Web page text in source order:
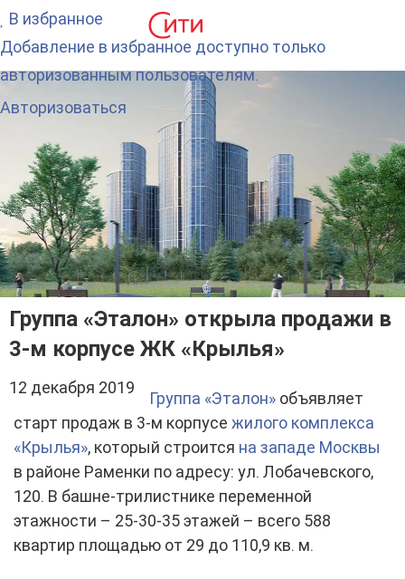
Группа «Эталон» открыла продажи в
3-м корпусе ЖК «Крылья»
12 декабря 2019
Группа «Эталон» объявляет
старт продаж в 3-м корпусе жилого комплекса
«Крылья», который строится на западе Москвы
в районе Раменки по адресу: ул. Лобачевского,
120. В башне-трилистнике переменной
этажности – 25-30-35 этажей – всего 588
квартир площадью от 29 до 110,9 кв. м.
В избранное
Добавление в избранное доступно только
авторизованным пользователям.
Авторизоваться